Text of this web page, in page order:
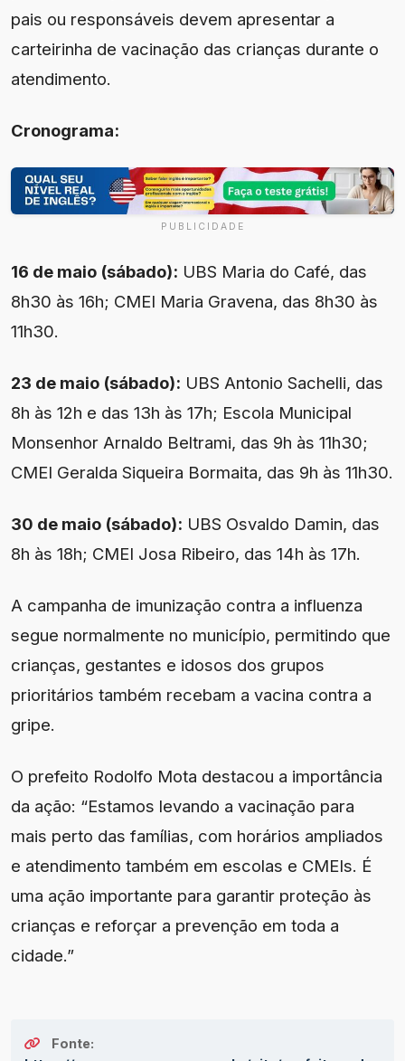
pais ou responsáveis devem apresentar a
carteirinha de vacinação das crianças durante o
atendimento.
Cronograma:
PUBLICIDADE
16 de maio (sábado): UBS Maria do Café, das
8h30 às 16h; CMEI Maria Gravena, das 8h30 às
11h30.
23 de maio (sábado): UBS Antonio Sachelli, das
8h às 12h e das 13h às 17h; Escola Municipal
Monsenhor Arnaldo Beltrami, das 9h às 11h30;
CMEI Geralda Siqueira Bormaita, das 9h às 11h30.
30 de maio (sábado): UBS Osvaldo Damin, das
8h às 18h; CMEI Josa Ribeiro, das 14h às 17h.
A campanha de imunização contra a influenza
segue normalmente no município, permitindo que
crianças, gestantes e idosos dos grupos
prioritários também recebam a vacina contra a
gripe.
O prefeito Rodolfo Mota destacou a importância
da ação: “Estamos levando a vacinação para
mais perto das famílias, com horários ampliados
e atendimento também em escolas e CMEIs. É
uma ação importante para garantir proteção às
crianças e reforçar a prevenção em toda a
cidade.”
Fonte: